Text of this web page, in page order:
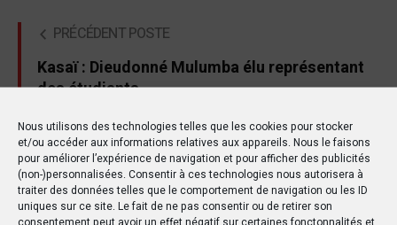
Nous utilisons des technologies telles que les cookies pour stocker
et/ou accéder aux informations relatives aux appareils. Nous le faisons
pour améliorer l’expérience de navigation et pour afficher des publicités
(non-)personnalisées. Consentir à ces technologies nous autorisera à
traiter des données telles que le comportement de navigation ou les ID
uniques sur ce site. Le fait de ne pas consentir ou de retirer son
consentement peut avoir un effet négatif sur certaines fonctonnalités et
PRÉCÉDENT POSTE
Kasaï : Dieudonné Mulumba élu représentant
des étudiants
SUIVANT POSTE
Arrestation d’un cadre influent de l’AFC à
Kinshasa : Révélations sur les « complices »